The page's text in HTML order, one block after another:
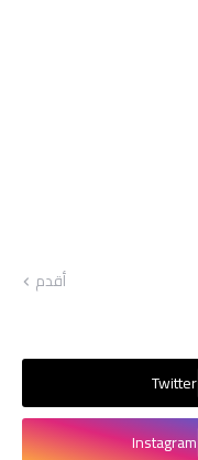
أقدم
Twitter
Instagram